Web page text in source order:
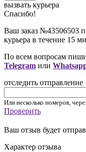
вызвать курьера
Cпасибо!
Ваш заказ №43506503
курьера в течение 15
По всем вопросам
Telegram или
отследить отправление
Или несколько номеров,
Проверить
Ваш отзыв будет
Характер отзыва